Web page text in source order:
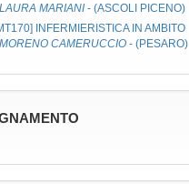
LAURA MARIANI - (ASCOLI PICENO)
INFERMIERISTICA IN AMBITO
MORENO CAMERUCCIO - (PESARO)